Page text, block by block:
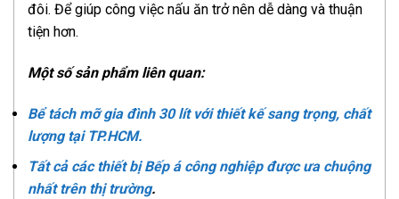
đôi. Để giúp công việc nấu ăn trở nên dễ dàng và thuận
tiện hơn.
Một số sản phẩm liên quan:
Bể tách mỡ gia đình 30 lít với thiết kế sang trọng, chất
lượng tại TP.HCM.
Tất cả các thiết bị Bếp á công nghiệp được ưa chuộng
nhất trên thị trường.